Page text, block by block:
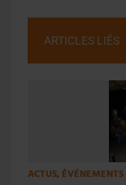
ARTICLES LIÉS
ACTUS, ÉVÉNEMENTS